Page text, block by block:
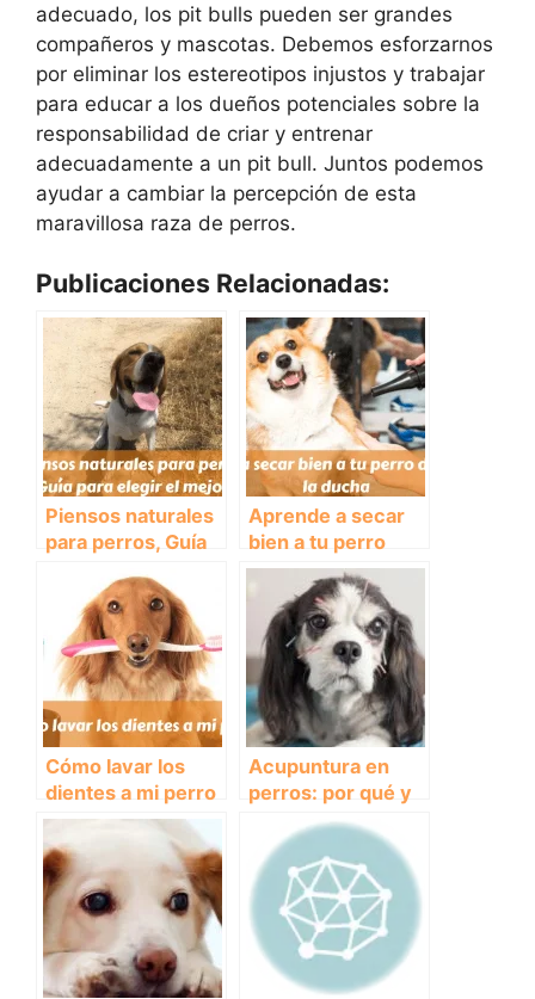
adecuado, los pit bulls pueden ser grandes
compañeros y mascotas. Debemos esforzarnos
por eliminar los estereotipos injustos y trabajar
para educar a los dueños potenciales sobre la
responsabilidad de criar y entrenar
adecuadamente a un pit bull. Juntos podemos
ayudar a cambiar la percepción de esta
maravillosa raza de perros.
Publicaciones Relacionadas:
Piensos naturales
para perros, Guía
mejor
Aprende a secar
bien a tu perro
después de la
ducha
Cómo lavar los
dientes a mi perro
Acupuntura en
perros: por qué y
cuándo hacerla